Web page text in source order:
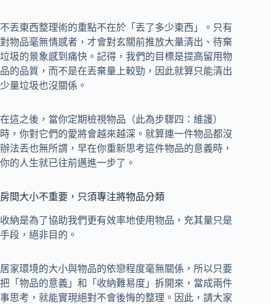
不丟東西整理術的重點不在於「丟了多少東西」。只有
對物品毫無情感者，才會對玄關前推放大量清出、待棄
垃圾的景象感到痛快。記得，我們的目標是提高留用物
品的品質，而不是在丟棄量上較勁，因此就算只能清出
少量垃圾也沒關係。
在這之後，當你定期檢視物品（此為步驟四：維護）
時，你對它們的愛將會越來越深。就算連一件物品都沒
辦法丟也無所謂，早在你重新思考這件物品的意義時，
你的人生就已往前邁進一步了。
房間大小不重要，只須專注將物品分類
收納是為了協助我們更有效率地使用物品，充其量只是
手段，絕非目的。
居家環境的大小與物品的依戀程度毫無關係，所以只要
把「物品的意義」和「收納難易度」拆開來，當成兩件
事思考，就能實現絕對不會後悔的整理。因此，請大家